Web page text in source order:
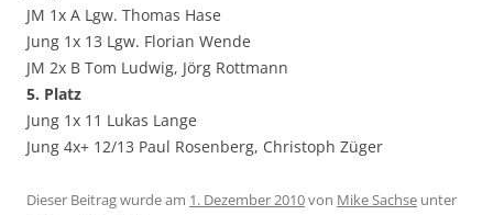
JM 1x A Lgw. Thomas Hase
Jung 1x 13 Lgw. Florian Wende
JM 2x B Tom Ludwig, Jörg Rottmann
5. Platz
Jung 1x 11 Lukas Lange
Jung 4x+ 12/13 Paul Rosenberg, Christoph Züger
Dieser Beitrag wurde am 1. Dezember 2010von Mike Sachse unter